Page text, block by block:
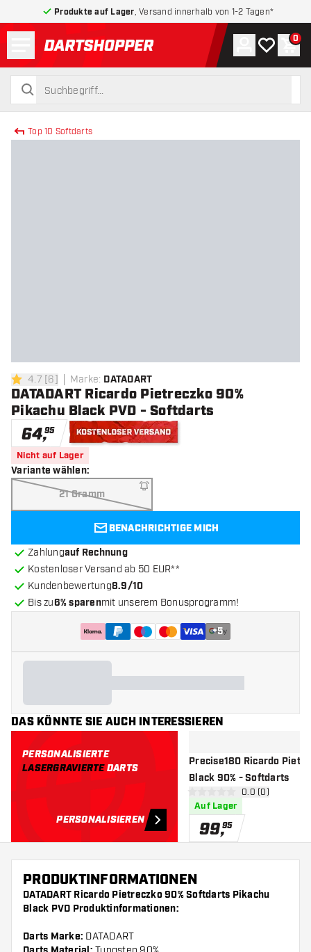
Produkte auf Lager , Versand innerhalb von 1-2 Tagen*
zurück zur Startseite
suchen
suchen
Konto
Meine 0
Top 10 Softdarts
4.7 Bewertungssterne
4.7 [6] Marke: DATADART
DATADART Ricardo Pietreczko 90%
Pikachu Black PVD - Softdarts
64,95
Kostenloser Versand
Nicht auf Lager
Variante wählen:
21 Gramm
BENACHRICHTIGE MICH
Zahlungauf Rechnung
Kostenloser Versand ab 50 EUR**
Kundenbewertung8.9/10
Bis zu6% sparenmit unserem Bonusprogramm!
+5
DAS KÖNNTE SIE AUCH INTERESSIEREN
PERSONALISIERTE
LASERGRAVIERTEDARTS
PERSONALISIEREN
Precise180 Ricardo
Black 90% - Softdarts
0 Bewertungssterne
0.0 (0)
Auf Lager
99,95
PRODUKTINFORMATIONEN
DATADART Ricardo Pietreczko 90% Softdarts Pikachu
Black PVD Produktinformationen:
Darts Marke: DATADART